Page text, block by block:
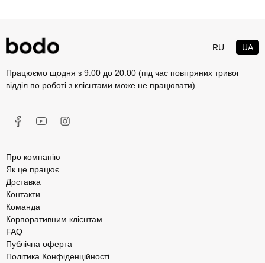
RU UA
Працюємо щодня з 9:00 до 20:00 (під час повітряних тривог
відділ по роботі з клієнтами може не працювати)
Про компанію
Як це працює
Доставка
Контакти
Команда
Корпоративним клієнтам
FAQ
Публічна оферта
Політика Конфіденційності